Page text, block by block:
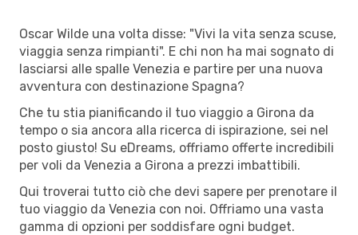
Oscar Wilde una volta disse: "Vivi la vita senza scuse,
viaggia senza rimpianti". E chi non ha mai sognato di
lasciarsi alle spalle Venezia e partire per una nuova
avventura con destinazione Spagna?
Che tu stia pianificando il tuo viaggio a Girona da
tempo o sia ancora alla ricerca di ispirazione, sei nel
posto giusto! Su eDreams, offriamo offerte incredibili
per voli da Venezia a Girona a prezzi imbattibili.
Qui troverai tutto ciò che devi sapere per prenotare il
tuo viaggio da Venezia con noi. Offriamo una vasta
gamma di opzioni per soddisfare ogni budget.